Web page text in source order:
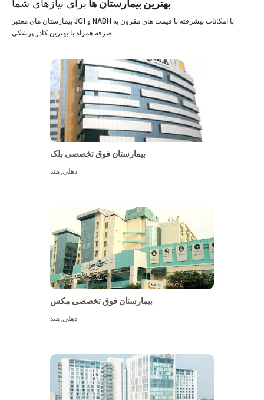
بهترین بیمارستان ها برای نیازهای شما
بیمارستان های معتبر JCI و NABH با امکانات پیشرفته با قیمت های مقرون به
صرفه همراه با بهترین کادر پزشکی.
بیمارستان فوق تخصصی بلک
دهلی,هند
بیمارستان فوق تخصصی مکس
دهلی,هند